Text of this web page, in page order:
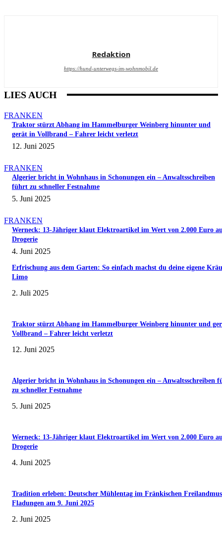
Redaktion
https://hund-unterwegs-im-wohnmobil.de
LIES AUCH
FRANKEN
Traktor stürzt Abhang im Hammelburger Weinberg hinunter und
gerät in Vollbrand – Fahrer leicht verletzt
12. Juni 2025
FRANKEN
Algerier bricht in Wohnhaus in Schonungen ein – Anwaltsschreiben
führt zu schneller Festnahme
5. Juni 2025
FRANKEN
Werneck: 13-Jähriger klaut Elektroartikel im Wert von 2.000 Euro
Drogerie
4. Juni 2025
Erfrischung aus dem Garten: So einfach machst du deine eigene
Limo
2. Juli 2025
Traktor stürzt Abhang im Hammelburger Weinberg hinunter und
Vollbrand – Fahrer leicht verletzt
12. Juni 2025
Algerier bricht in Wohnhaus in Schonungen ein – Anwaltsschreiben
zu schneller Festnahme
5. Juni 2025
Werneck: 13-Jähriger klaut Elektroartikel im Wert von 2.000 Euro
Drogerie
4. Juni 2025
Tradition erleben: Deutscher Mühlentag im Fränkischen
Fladungen am 9. Juni 2025
2. Juni 2025